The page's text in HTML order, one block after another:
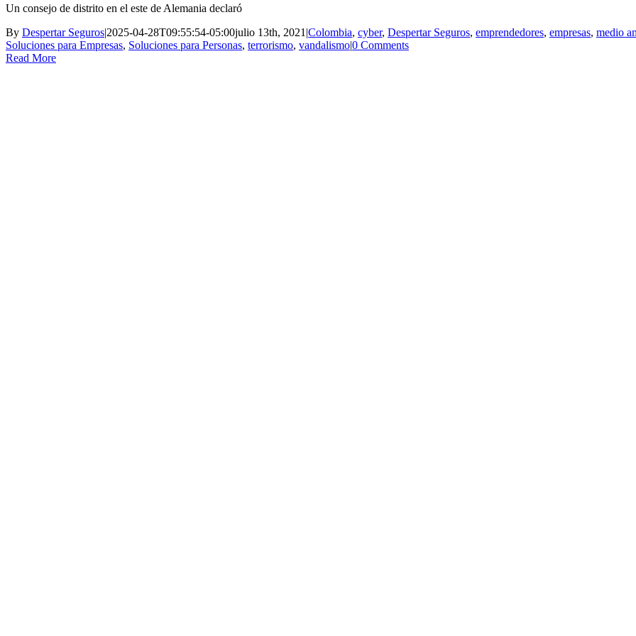
Un consejo de distrito en el este de Alemania declaró
By Despertar Seguros|2025-04-28T09:55:54-05:00julio 13th, 2021 |Colombia, cyber, Despertar Seguros, emprendedores, empresas, medio
Soluciones para Empresas, Soluciones para Personas, terrorismo, vandalismo|0 Comments
Read More